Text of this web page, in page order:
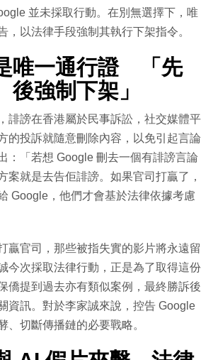
並未採取行動。在別無選擇下，唯
，以法律手段強制其執行下架指令。
唯一通行證 「先
後強制下架」
誹謗在香港屬於民事訴訟，社交媒體平
的投訴就隨意刪除內容，以免引起言論
：「若想 Google 刪去一個有誹謗言論
案就是去告佢誹謗。如果官司打贏了，
Google，他們才會基於法律依據考慮
贏官司，那些被指失實的影片將永遠留
今次採取法律行動，正是為了取得這份
僑提到過去亦有類似案例，最終勝訴後
資訊。對於李家誠來說，控告 Google
、切斷傳播鏈的必要戰略。